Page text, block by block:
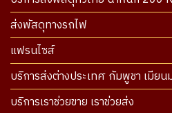
ส่งพัสดุทางรถไฟ
แฟรนไซส์
บริการส่งต่างประเทศ กัมพูชา เมียน
บริการเราช่วยขาย เราช่วยส่ง